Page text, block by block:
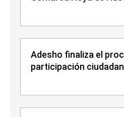
Adesho finaliza el
participación